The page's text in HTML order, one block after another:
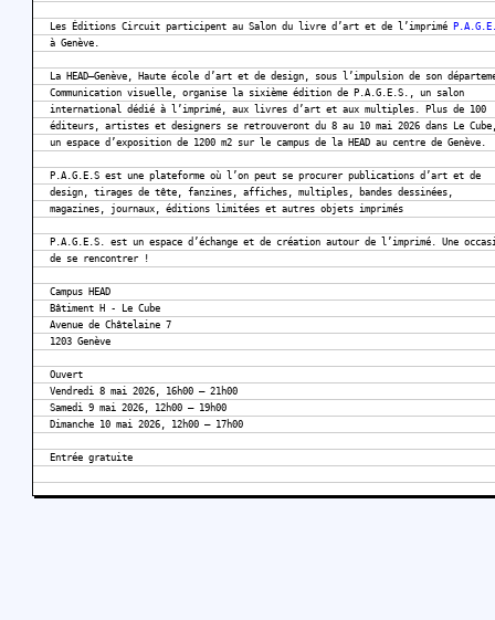
Les Éditions Circuit participent au Salon du livre d’art et de l’imprimé
à Genève.
La HEAD–Genève, Haute école d’art et de design, sous l’impulsion de son
Communication visuelle, organise la sixième édition de P.A.G.E.S., un salon
international dédié à l’imprimé, aux livres d’art et aux multiples. Plus de 100
éditeurs, artistes et designers se retrouveront du 8 au 10 mai 2026 dans Le
un espace d’exposition de 1200 m2 sur le campus de la HEAD au centre de Genève.
P.A.G.E.S est une plateforme où l’on peut se procurer publications d’art et de
design, tirages de tête, fanzines, affiches, multiples, bandes dessinées,
magazines, journaux, éditions limitées et autres objets imprimés
P.A.G.E.S. est un espace d’échange et de création autour de l’imprimé. Une
de se rencontrer !
Campus HEAD
Bâtiment H - Le Cube
Avenue de Châtelaine 7
1203 Genève
Ouvert
Vendredi 8 mai 2026, 16h00 – 21h00
Samedi 9 mai 2026, 12h00 – 19h00
Dimanche 10 mai 2026, 12h00 – 17h00
Entrée gratuite